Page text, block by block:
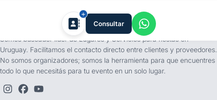
Consultar
tufiesta.com.uy
Somos buscador líder de Lugares y Servicios para fiestas en
Uruguay. Facilitamos el contacto directo entre clientes y proveedores.
No somos organizadores; somos la herramienta para que encuentres
todo lo que necesitás para tu evento en un solo lugar.